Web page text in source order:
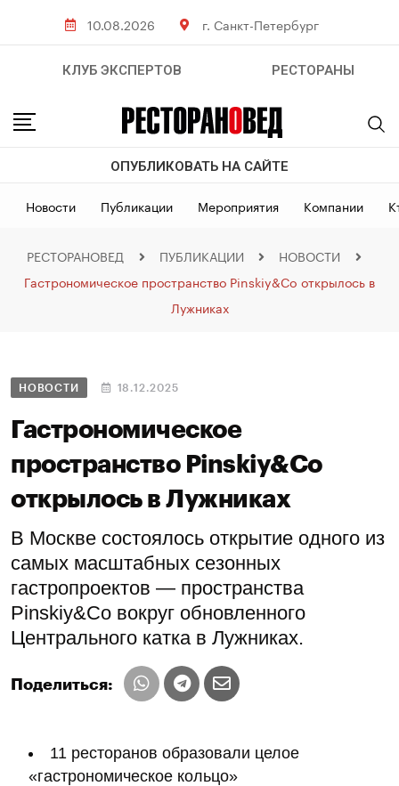
10.08.2026 г. Санкт-Петербург
КЛУБ ЭКСПЕРТОВ РЕСТОРАНЫ
ОПУБЛИКОВАТЬ НА САЙТЕ
Новости Публикации Мероприятия Компании
РЕСТОРАНОВЕД ПУБЛИКАЦИИ
НОВОСТИ
Гастрономическое пространство Pinskiy&Co открылось в
Лужниках
НОВОСТИ 18.12.2025
Гастрономическое
пространство Pinskiy&Co
открылось в Лужниках
В Москве состоялось открытие одного из
самых масштабных сезонных
гастропроектов — пространства
Pinskiy&Co вокруг обновленного
Центрального катка в Лужниках.
Поделиться:
11 ресторанов образовали целое
«гастрономическое кольцо»